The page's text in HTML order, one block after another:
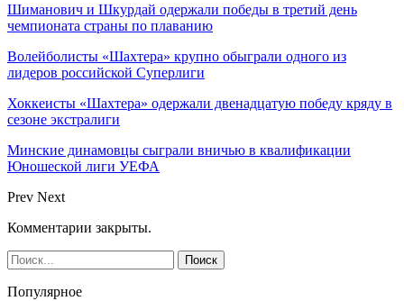
Шиманович и Шкурдай одержали победы в третий день
чемпионата страны по плаванию
Волейболисты «Шахтера» крупно обыграли одного из
лидеров российской Суперлиги
Хоккеисты «Шахтера» одержали двенадцатую победу кряду в
сезоне экстралиги
Минские динамовцы сыграли вничью в квалификации
Юношеской лиги УЕФА
Prev Next
Комментарии закрыты.
Популярное